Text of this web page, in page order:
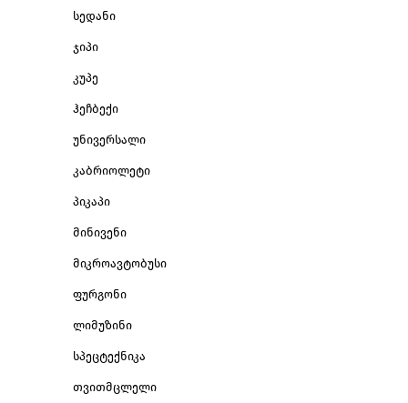
სედანი
ჯიპი
კუპე
ჰეჩბექი
უნივერსალი
კაბრიოლეტი
პიკაპი
მინივენი
მიკროავტობუსი
ფურგონი
ლიმუზინი
სპეცტექნიკა
თვითმცლელი